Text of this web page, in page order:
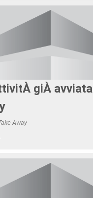
giÀ avviata
Away